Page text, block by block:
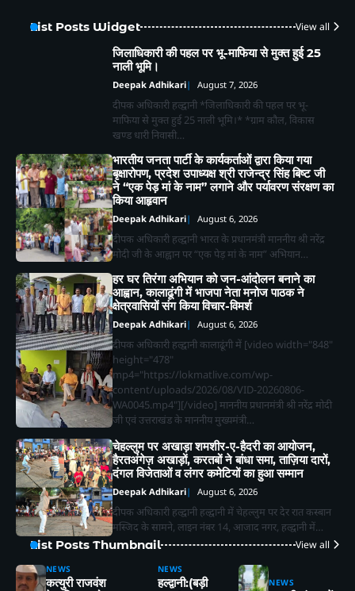
List Posts Widget View all
जिलाधिकारी की पहल पर भू-माफिया से मुक्त हुई 25
नाली भूमि।
Deepak Adhikari August 7, 2026
दीपक अधिकारी हल्द्वानी *जिलाधिकारी की पहल पर भू-
माफिया से मुक्त हुई 25 नाली भूमि।* *ग्राम कौल, विकास
खण्ड धारी निवासी…
भारतीय जनता पार्टी के कार्यकर्ताओं द्वारा किया गया
बृक्षारोपण, प्रदेश उपाध्यक्ष श्री राजेन्द्र सिंह बिष्ट जी
ने “एक पेड़ मां के नाम” लगाने और पर्यावरण संरक्षण का
किया आहृवान
Deepak Adhikari August 6, 2026
दीपक अधिकारी हल्द्वानी भारत के प्रधानमंत्री माननीय श्री नरेंद्र
मोदी जी के आह्वान पर “एक पेड़ मां के नाम” अभियान…
हर घर तिरंगा अभियान को जन-आंदोलन बनाने का
आह्वान, कालाढूंगी में भाजपा नेता मनोज पाठक ने
क्षेत्रवासियों संग किया विचार-विमर्श
Deepak Adhikari August 6, 2026
दीपक अधिकारी हल्द्वानी कालाढूंगी में [video width="848"
height="478"
mp4="https://lokmatlive.com/wp-
content/uploads/2026/08/VID-20260806-
WA0045.mp4"][/video] माननीय प्रधानमंत्री श्री नरेंद्र मोदी
जी एवं उत्तराखंड के माननीय मुख्यमंत्री…
चेहल्लुम पर अखाड़ा शमशीर-ए-हैदरी का आयोजन,
हैरतअंगेज़ अखाड़ों, करतबों ने बांधा समा, ताज़िया दारों,
दंगल विजेताओं व लंगर कमेटियों का हुआ सम्मान
Deepak Adhikari August 6, 2026
दीपक अधिकारी हल्द्वानी हल्द्वानी में चेहल्लुम पर देर रात कस्बान
मस्जिद के सामने, लाइन नंबर 14, आजाद नगर, हल्द्वानी में…
List Posts Thumbnail View all
NEWS
कत्युरी राजवंश
NEWS
हल्द्वानी:(बड़ी
NEWS
2